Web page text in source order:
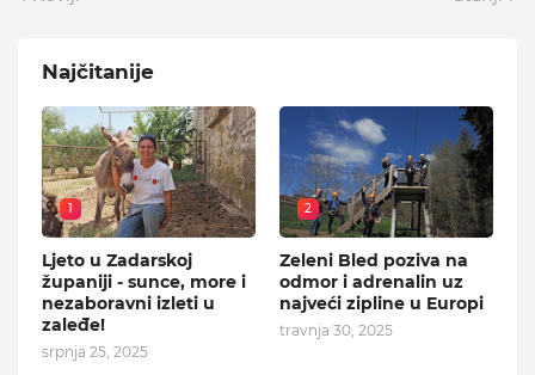
Najčitanije
1
Ljeto u Zadarskoj
županiji - sunce, more i
nezaboravni izleti u
zaleđe!
srpnja 25, 2025
2
Zeleni Bled poziva na
odmor i adrenalin uz
najveći zipline u Europi
travnja 30, 2025